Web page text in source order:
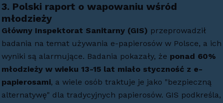
3. Polski raport o wapowaniu wśród
młodzieży
Główny Inspektorat Sanitarny (GIS) przeprowadził
badania na temat używania e-papierosów w Polsce, a ich
wyniki są alarmujące. Badania pokazały, że ponad 60%
młodzieży w wieku 13-15 lat miało styczność z e-
papierosami, a wiele osób traktuje je jako "bezpieczną
alternatywę" dla tradycyjnych papierosów. GIS podkreśla,